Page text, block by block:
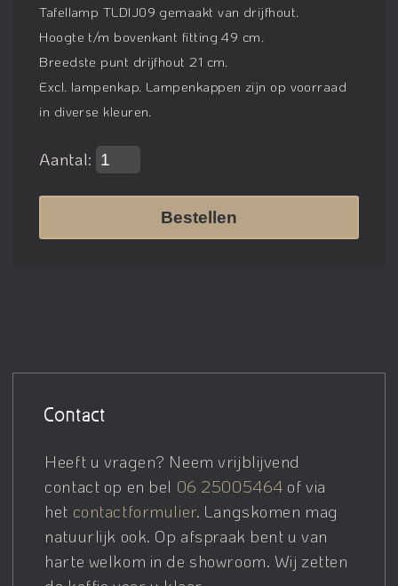
Tafellamp TLDIJ09 gemaakt van drijfhout.
Hoogte t/m bovenkant fitting 49 cm.
Breedste punt drijfhout 21 cm.
Excl. lampenkap. Lampenkappen zijn op voorraad
in diverse kleuren.
Aantal:
Bestellen
Contact
Heeft u vragen? Neem vrijblijvend
contact op en bel 06 25005464 of via
het contactformulier. Langskomen mag
natuurlijk ook. Op afspraak bent u van
harte welkom in de showroom. Wij zetten